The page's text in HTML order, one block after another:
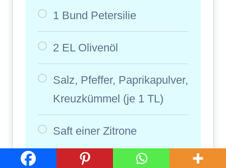
1 Bund Petersilie
2 EL Olivenöl
Salz, Pfeffer, Paprikapulver,
Kreuzkümmel (je 1 TL)
Saft einer Zitrone